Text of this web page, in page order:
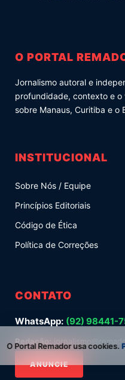
O PORTAL
Jornalismo autoral e
profundidade, contexto e
sobre Manaus, Curitiba e o
INSTITUCIONAL
Sobre Nós / Equipe
Princípios Editoriais
Código de Ética
Política de Correções
CONTATO
WhatsApp: (92) 98441-
Redação:
ANUNCIE
O Portal Remador usa cookies.